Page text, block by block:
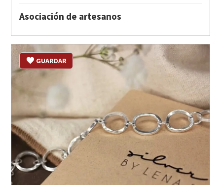
Asociación de artesanos
GUARDAR